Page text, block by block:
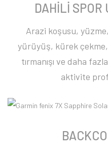
DAHİLİ
Arazi koşusu,
yürüyüş, kürek
tırmanışı ve daha
aktivite